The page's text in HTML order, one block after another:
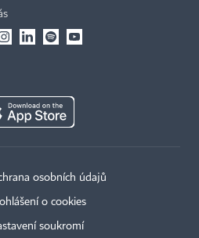
osobních údajů
o cookies
soukromí